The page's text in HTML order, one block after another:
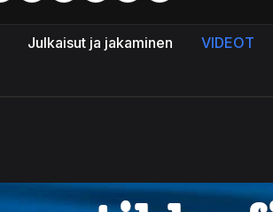
Julkaisut ja jakaminen VIDEOT